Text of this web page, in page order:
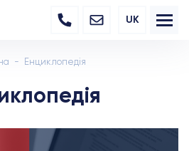
UK
Енциклопедія